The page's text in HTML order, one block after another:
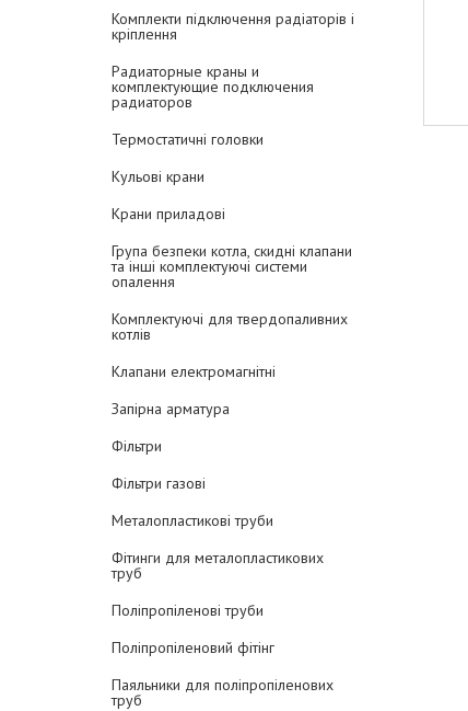
Комплекти підключення радіаторів і
кріплення
Радиаторные краны и
комплектующие подключения
радиаторов
Термостатичні головки
Кульові крани
Крани приладові
Група безпеки котла, скидні клапани
та інші комплектуючі системи
опалення
Комплектуючі для твердопаливних
котлів
Клапани електромагнітні
Запірна арматура
Фільтри
Фільтри газові
Металопластикові труби
Фітинги для металопластикових
труб
Поліпропіленові труби
Поліпропіленовий фітінг
Паяльники для поліпропіленових
труб